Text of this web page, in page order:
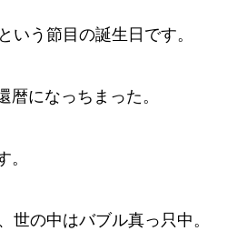
いう節目の誕生日です。
暦になっちまった。
。
世の中はバブル真っ只中。